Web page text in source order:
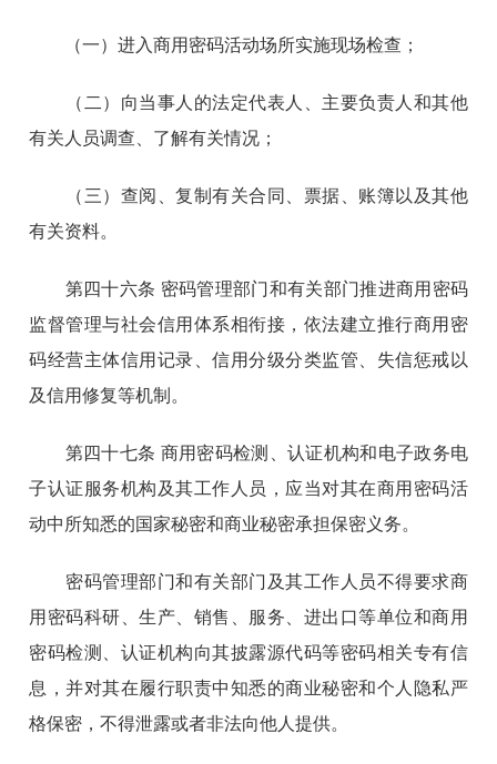
（一）进入商用密码活动场所实施现场检查；
（二）向当事人的法定代表人、主要负责人和其他
有关人员调查、了解有关情况；
（三）查阅、复制有关合同、票据、账簿以及其他
有关资料。
第四十六条 密码管理部门和有关部门推进商用密码
监督管理与社会信用体系相衔接，依法建立推行商用密
码经营主体信用记录、信用分级分类监管、失信惩戒以
及信用修复等机制。
第四十七条 商用密码检测、认证机构和电子政务电
子认证服务机构及其工作人员，应当对其在商用密码活
动中所知悉的国家秘密和商业秘密承担保密义务。
密码管理部门和有关部门及其工作人员不得要求商
用密码科研、生产、销售、服务、进出口等单位和商用
密码检测、认证机构向其披露源代码等密码相关专有信
息，并对其在履行职责中知悉的商业秘密和个人隐私严
格保密，不得泄露或者非法向他人提供。